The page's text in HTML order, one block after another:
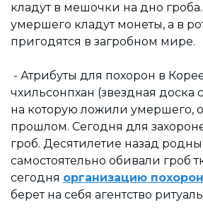
кладут в мешочки на дно
умершего кладут монеты, а в
пригодятся в загробном мире.
- Атрибуты для похорон в
чхильсонпхан (звездная доска
на которую ложили умершего,
прошлом. Сегодня для
гроб. Десятилетие назад
самостоятельно обивали гроб
сегодня организацию
берет на себя агентство